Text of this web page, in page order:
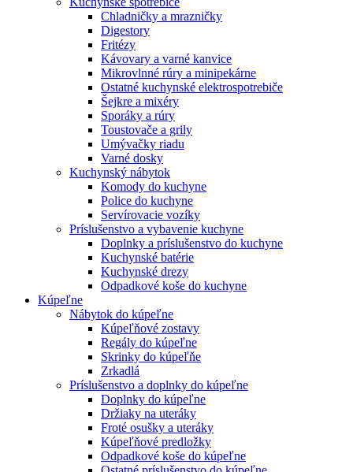
Chladničky a mrazničky
Digestory
Fritézy
Kávovary a varné kanvice
Mikrovlnné rúry a minipekárne
Ostatné kuchynské elektrospotrebiče
Šejkre a mixéry
Sporáky a rúry
Toustovače a grily
Umývačky riadu
Varné dosky
Kuchynský nábytok
Komody do kuchyne
Police do kuchyne
Servírovacie vozíky
Príslušenstvo a vybavenie kuchyne
Doplnky a príslušenstvo do kuchyne
Kuchynské batérie
Kuchynské drezy
Odpadkové koše do kuchyne
Kúpeľne
Nábytok do kúpeľne
Kúpeľňové zostavy
Regály do kúpeľne
Skrinky do kúpeľňe
Zrkadlá
Príslušenstvo a doplnky do kúpeľne
Doplnky do kúpeľne
Držiaky na uteráky
Froté osušky a uteráky
Kúpeľňové predložky
Odpadkové koše do kúpeľne